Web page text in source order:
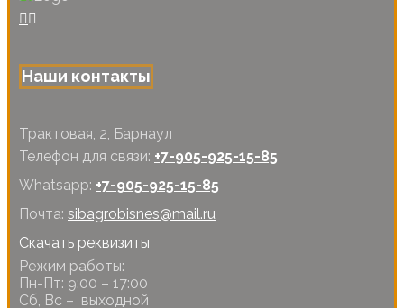
Наши контакты
Трактовая, 2, Барнаул
Телефон для связи: +7-905-925-15-85
Whatsapp: +7-905-925-15-85
Почта: sibagrobisnes@mail.ru
Скачать реквизиты
Режим работы:
Пн-Пт: 9:00 – 17:00
Сб, Вс – выходной